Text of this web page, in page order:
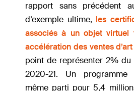
rapport sans précédent
d’exemple ultime, les
associés à un objet virtuel
accélération des ventes
point de représenter 2%
2020-21. Un programme
même parti pour 5,4